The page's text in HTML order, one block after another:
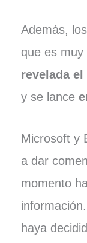
Además,
que es muy
revelada
y se lance
Microsoft y
a dar
momento
haya